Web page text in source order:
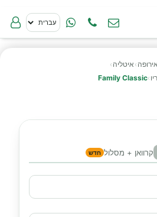
אירופה › איטליה ›
›
Family Classic
קרוואן + מסלול חדש